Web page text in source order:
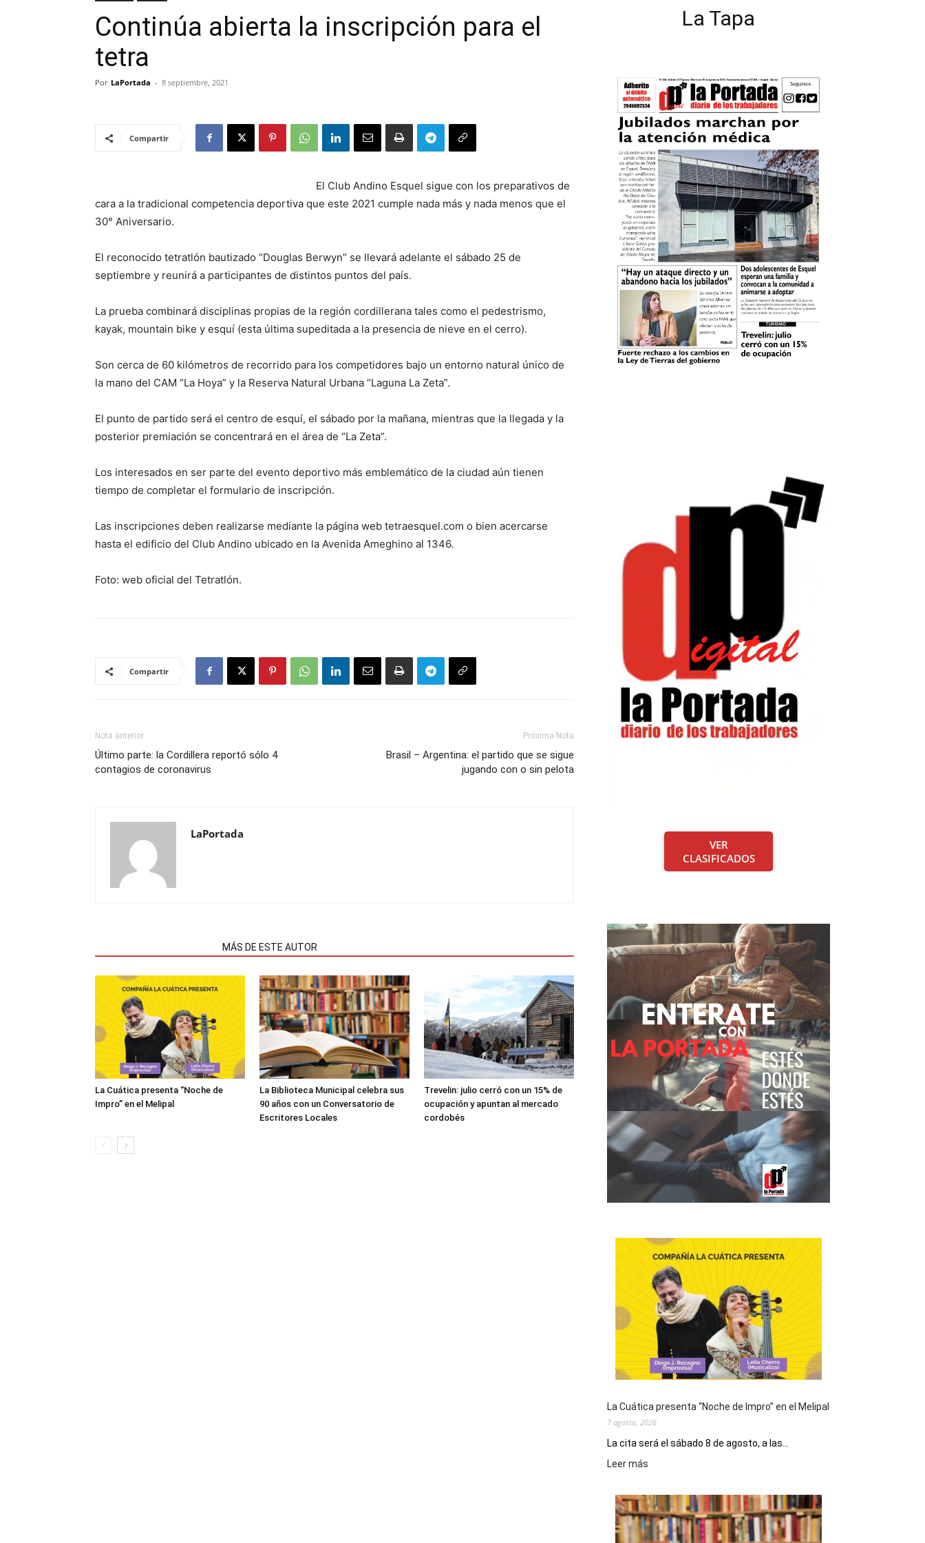
Continúa abierta la inscripción para el
tetra
Por LaPortada - 8 septiembre, 2021
Compartir
El Club Andino Esquel sigue con los preparativos de
cara a la tradicional competencia deportiva que este 2021 cumple nada más y nada menos que el
30° Aniversario.
El reconocido tetratlón bautizado “Douglas Berwyn” se llevará adelante el sábado 25 de
septiembre y reunirá a participantes de distintos puntos del país.
La prueba combinará disciplinas propias de la región cordillerana tales como el pedestrismo,
kayak, mountain bike y esquí (esta última supeditada a la presencia de nieve en el cerro).
Son cerca de 60 kilómetros de recorrido para los competidores bajo un entorno natural único de
la mano del CAM “La Hoya” y la Reserva Natural Urbana “Laguna La Zeta”.
El punto de partido será el centro de esquí, el sábado por la mañana, mientras que la llegada y la
posterior premiación se concentrará en el área de “La Zeta”.
Los interesados en ser parte del evento deportivo más emblemático de la ciudad aún tienen
tiempo de completar el formulario de inscripción.
Las inscripciones deben realizarse mediante la página web tetraesquel.com o bien acercarse
hasta el edificio del Club Andino ubicado en la Avenida Ameghino al 1346.
Foto: web oficial del Tetratlón.
Compartir
Nota anterior
Último parte: la Cordillera reportó sólo 4
contagios de coronavirus
Próxima Nota
Brasil – Argentina: el partido que se sigue
jugando con o sin pelota
LaPortada
MÁS DE ESTE AUTOR
La Cuática presenta “Noche de
Impro” en el Melipal
La Biblioteca Municipal celebra sus
90 años con un Conversatorio de
Escritores Locales
Trevelin: julio cerró con un 15% de
ocupación y apuntan al mercado
cordobés
La Tapa
VER
CLASIFICADOS
La Cuática presenta “Noche de Impro” en el Melipal
7 agosto, 2026
La cita será el sábado 8 de agosto, a las...
Leer más
presenta
“Noche